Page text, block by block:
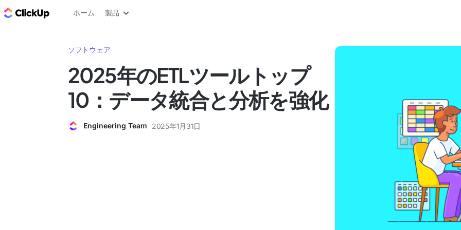
ClickUp ブログ
ホーム 製品
ソフトウェア
2025年のETLツールトップ
10：データ統合と分析を強化
Engineering Team 2025年1月31日